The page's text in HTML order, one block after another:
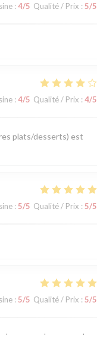
: 4/5 Qualité / Prix : 5/5
: 4/5 Qualité / Prix : 4/5
plats/desserts) est
: 5/5 Qualité / Prix : 5/5
: 5/5 Qualité / Prix : 5/5
de ne pas s'y